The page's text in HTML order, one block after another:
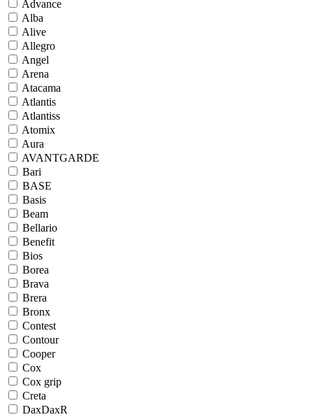
Advance
Alba
Alive
Allegro
Angel
Arena
Atacama
Atlantis
Atlantiss
Atomix
Aura
AVANTGARDE
Bari
BASE
Basis
Beam
Bellario
Benefit
Bios
Borea
Brava
Brera
Bronx
Contest
Contour
Cooper
Cox
Cox grip
Creta
DaxDaxR